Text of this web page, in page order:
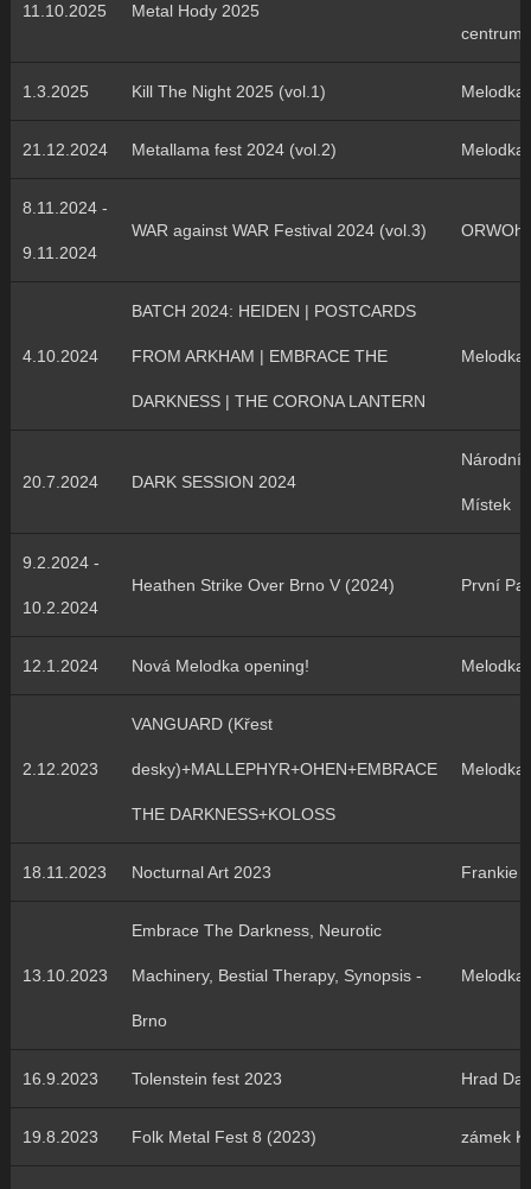
11.10.2025
Metal Hody 2025
centrum
1.3.2025 Kill The Night 2025 (vol.1) Melodka
21.12.2024 Metallama fest 2024 (vol.2) Melodka
8.11.2024 -
9.11.2024
WAR against WAR Festival 2024 (vol.3)
4.10.2024
BATCH 2024: HEIDEN | POSTCARDS
FROM ARKHAM | EMBRACE THE
DARKNESS | THE CORONA LANTERN
Melodka
20.7.2024 DARK SESSION 2024
Národní
Místek
9.2.2024 -
10.2.2024
Heathen Strike Over Brno V (2024) První
12.1.2024 Nová Melodka opening! Melodka
2.12.2023
VANGUARD (Křest
desky)+MALLEPHYR+OHEN+EMBRACE
THE DARKNESS+KOLOSS
Melodka
18.11.2023 Nocturnal Art 2023 Frankie
13.10.2023
Embrace The Darkness, Neurotic
Machinery, Bestial Therapy, Synopsis -
Brno
Melodka
16.9.2023 Tolenstein fest 2023 Hrad
19.8.2023 Folk Metal Fest 8 (2023) zámek